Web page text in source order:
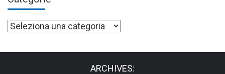
Categorie
ARCHIVES: